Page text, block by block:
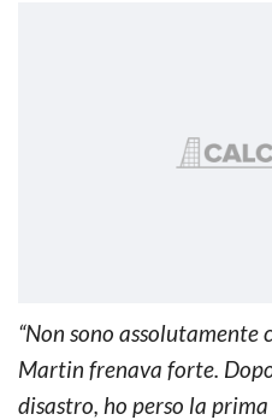
“Non sono
Martin frenava forte.
disastro, ho perso la